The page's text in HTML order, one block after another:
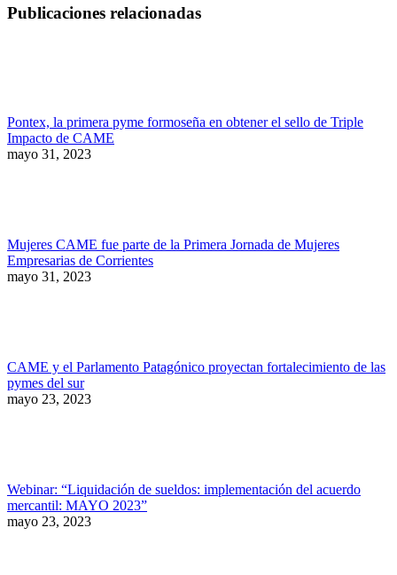
Publicaciones relacionadas
Pontex, la primera pyme formoseña en obtener el sello de Triple
Impacto de CAME
mayo 31, 2023
Mujeres CAME fue parte de la Primera Jornada de Mujeres
Empresarias de Corrientes
mayo 31, 2023
CAME y el Parlamento Patagónico proyectan fortalecimiento de las
pymes del sur
mayo 23, 2023
Webinar: “Liquidación de sueldos: implementación del acuerdo
mercantil: MAYO 2023”
mayo 23, 2023